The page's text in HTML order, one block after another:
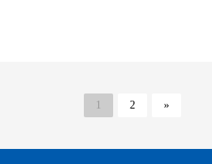
1 2 »